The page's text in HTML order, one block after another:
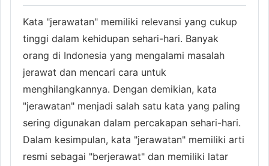
Kata "jerawatan" memiliki relevansi yang cukup
tinggi dalam kehidupan sehari-hari. Banyak
orang di Indonesia yang mengalami masalah
jerawat dan mencari cara untuk
menghilangkannya. Dengan demikian, kata
"jerawatan" menjadi salah satu kata yang paling
sering digunakan dalam percakapan sehari-hari.
Dalam kesimpulan, kata "jerawatan" memiliki arti
resmi sebagai "berjerawat" dan memiliki latar